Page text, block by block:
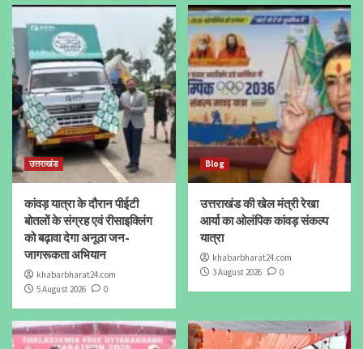
उत्तराखंड
कांवड़ यात्रा के दौरान पीईटी
बोतलों के संग्रह एवं रीसाइक्लिंग
को बढ़ावा देगा अनूठा जन-
जागरूकता अभियान
khabarbharat24.com
5 August 2026
0
Blog
उत्तराखंड की खेल मंत्री रेखा
आर्या का ओलंपिक कांवड़ संकल्प
यात्रा
khabarbharat24.com
3 August 2026
0